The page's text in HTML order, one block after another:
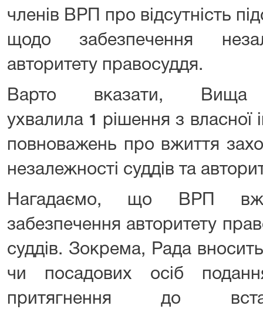
членів ВРП про відсутність
щодо забезпечення
авторитету правосуддя.
Варто вказати, Вища
ухвалила 1
рішення з власної
повноважень про вжиття
незалежності суддів та
Нагадаємо, що ВРП
забезпечення авторитету
суддів. Зокрема, Рада
чи посадових осіб
притягнення до